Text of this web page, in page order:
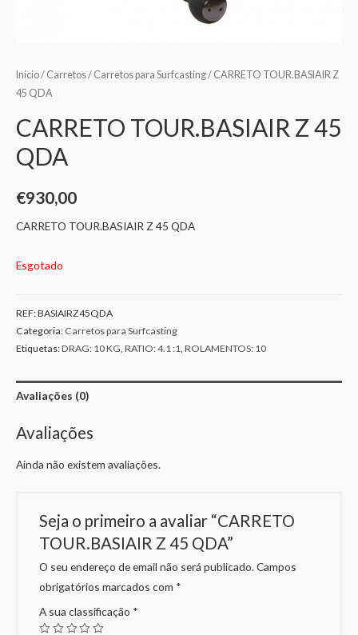
Início/ Carretos/ Carretos para Surfcasting/ CARRETO TOUR.BASIAIR Z
45 QDA
CARRETO TOUR.BASIAIR Z 45
QDA
€930,00
CARRETO TOUR.BASIAIR Z 45 QDA
Esgotado
REF:BASIAIRZ45QDA
Categoria: Carretos para Surfcasting
Etiquetas:DRAG: 10 KG, RATIO: 4.1 :1, ROLAMENTOS: 10
Avaliações (0)
Avaliações
Ainda não existem avaliações.
Seja o primeiro a avaliar “CARRETO
TOUR.BASIAIR Z 45 QDA”
O seu endereço de email não será publicado. Campos
obrigatórios marcados com *
A sua classificação *